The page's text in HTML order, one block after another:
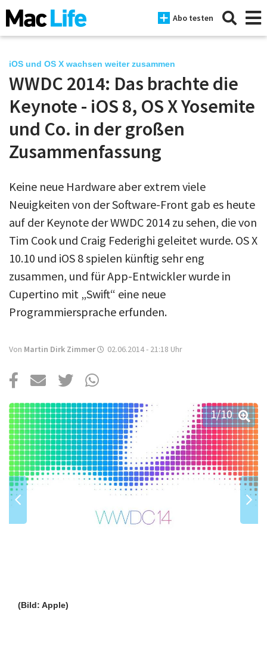
Abo testen
News
iPhone
Mac
Tests
Tipps
Magazine
Podcast
Mac Life+
iOS und OS X wachsen weiter zusammen
WWDC 2014: Das brachte die
Keynote - iOS 8, OS X Yosemite
und Co. in der großen
Zusammenfassung
Keine neue Hardware aber extrem viele
Neuigkeiten von der Software-Front gab es heute
auf der Keynote der WWDC 2014 zu sehen, die von
Tim Cook und Craig Federighi geleitet wurde. OS X
10.10 und iOS 8 spielen künftig sehr eng
zusammen, und für App-Entwickler wurde in
Cupertino mit „Swift“ eine neue
Programmiersprache erfunden.
Von Martin Dirk Zimmer 02.06.2014 - 21:18 Uhr
(Bild: Apple)
1/10